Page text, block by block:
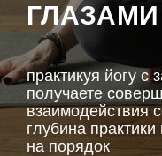
ГЛАЗАМИ
практикуя йогу с
получаете
взаимодействия
глубина
на порядок